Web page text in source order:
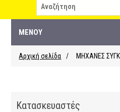
ΜΕΝΟΎ
Αρχική σελίδα / ΜΗΧΑΝΕΣ
Κατασκευαστές